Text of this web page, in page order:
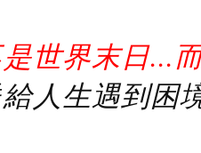
世界末日...
人生遇到困